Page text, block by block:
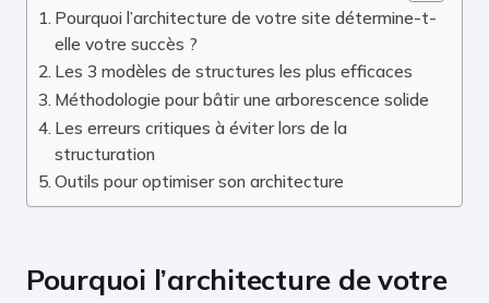
Pourquoi l’architecture de votre site détermine-t-
elle votre succès ?
Les 3 modèles de structures les plus efficaces
Méthodologie pour bâtir une arborescence solide
Les erreurs critiques à éviter lors de la
structuration
Outils pour optimiser son architecture
Pourquoi l’architecture de votre